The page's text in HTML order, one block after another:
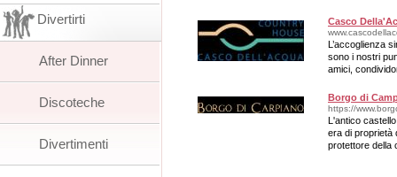
Casco
L’accoglienza
sono i nostri
amici,
Borgo di
https://
L'antico
era di proprietà
protettore della
Divertirti
After Dinner
Discoteche
Divertimenti